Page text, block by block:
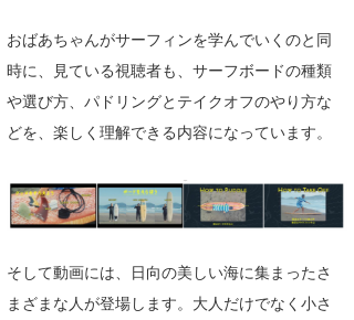
おばあちゃんがサーフィンを学んでいくのと同
時に、見ている視聴者も、サーフボードの種類
や選び方、パドリングとテイクオフのやり方な
どを、楽しく理解できる内容になっています。
そして動画には、日向の美しい海に集まったさ
まざまな人が登場します。大人だけでなく小さ
CBA Films
熊谷素子
田原啓江
植村未来
NOBUFUKU
喜納海人
chan-U
ECE
G◎Da
KID
KY